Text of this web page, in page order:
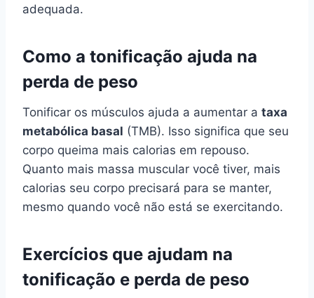
adequada.
Como a tonificação ajuda na
perda de peso
Tonificar os músculos ajuda a aumentar a taxa
metabólica basal (TMB). Isso significa que seu
corpo queima mais calorias em repouso.
Quanto mais massa muscular você tiver, mais
calorias seu corpo precisará para se manter,
mesmo quando você não está se exercitando.
Exercícios que ajudam na
tonificação e perda de peso